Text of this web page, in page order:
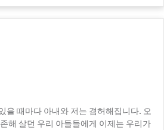
을 때마다 아내와 저는 겸허해집니다. 오
해 살던 우리 아들들에게 이제는 우리가